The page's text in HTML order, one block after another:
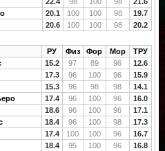
20.1 100 100 98
19.7
20.6 100 100 98 20.2
РУ Физ Фор Мор
ТРУ
15.2 97 89 96
12.6
17.3 96 100 96
15.9
15.3 96 98 98
14.1
17.4 96 100 96
16.0
18.6 96 100 96
17.1
18.4 96 100 98
17.3
17.4 100 100 96
16.7
18.4 95 100 96
16.8